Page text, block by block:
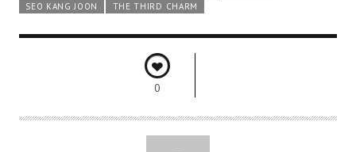
SEO KANG JOON
THE THIRD CHARM
0